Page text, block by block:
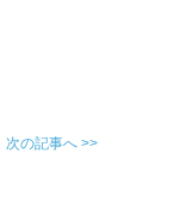
次の記事へ >>